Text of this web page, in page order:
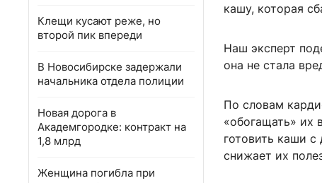
Клещи кусают реже, но
второй пик впереди
В Новосибирске задержали
начальника отдела полиции
Новая дорога в
Академгородке: контракт на
1,8 млрд
Женщина погибла при
кашу, которая
Наш эксперт
она не стала
По словам
«обогащать» их
готовить каши с
снижает их